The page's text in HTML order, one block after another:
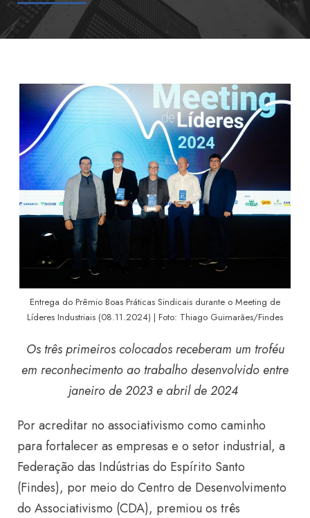
Entrega do Prêmio Boas Práticas Sindicais durante o Meeting de
Líderes Industriais (08.11.2024) | Foto: Thiago Guimarães/Findes
Os três primeiros colocados receberam um troféu
em reconhecimento ao trabalho desenvolvido entre
janeiro de 2023 e abril de 2024
Por acreditar no associativismo como caminho
para fortalecer as empresas e o setor industrial, a
Federação das Indústrias do Espírito Santo
(Findes), por meio do Centro de Desenvolvimento
do Associativismo (CDA), premiou os três